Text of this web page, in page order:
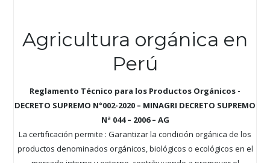
Agricultura orgánica en
Perú
Reglamento Técnico para los Productos Orgánicos -
DECRETO SUPREMO N°002-2020 – MINAGRI DECRETO SUPREMO
Nª 044 – 2006 – AG
La certificación permite : Garantizar la condición orgánica de los
productos denominados orgánicos, biológicos o ecológicos en el